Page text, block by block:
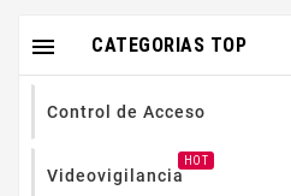
CATEGORIAS TOP

Control de Acceso
Videovigilancia
HOT